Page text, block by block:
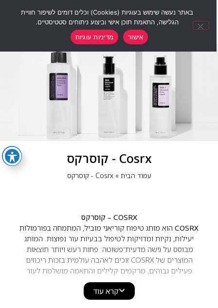
Cosrx - קוסרקס
עמוד הבית» Cosrx - קוסרקס
COSRX – קוסרקס
COSRXהוא מותג טיפוח קוריאני מוביל, המתמחה בפורמולות
יעילות, נקיות ומדויקות לטיפול בבעיות עור נפוצות. המותג
מבוסס על גישה מדעית־פשוטה: פחות רעש ויותר תוצאות.
המוצרים של COSRX זוכים לאהבה עולמית בזכות ריכוזים
פעילים גבוהים, מרקמים קלילים והתאמה מושלמת לעור
רגיש.
חומצות עדינות
(AHA/BHA/PHA), ריר חלזונות, ניאצינמיד, סנטלה אסיאטית,
קרא עוד
באתר נעשה שימוש בעוגיות (Cookies) וכלים דומים לשיפור חוויית
הגלישה, התאמת תוכן אישי וביצוע ניתוחים סטטיסטיים.
אישור
מדיניות עוגיות